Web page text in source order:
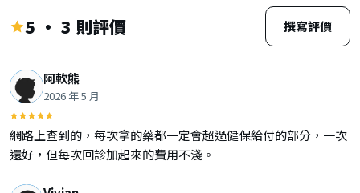
5 · 3 則評價 撰寫評價
阿軟熊
2026 年 5 月
網路上查到的，每次拿的藥都一定會超過健保給付的部分，一次
還好，但每次回診加起來的費用不淺。